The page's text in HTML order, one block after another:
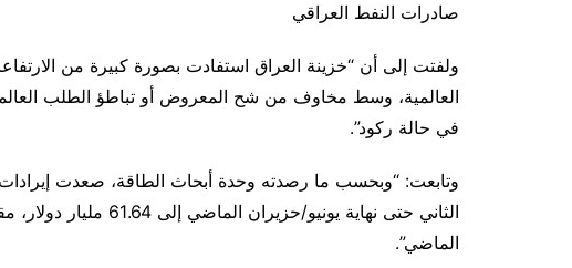
صادرات النفط العراقي
ولفتت إلى أن “خزينة العراق استفادت بصورة كبيرة من
العالمية، وسط مخاوف من شح المعروض أو تباطؤ الطلب
في حالة ركود”.
وتابعت: “وبحسب ما رصدته وحدة أبحاث الطاقة، صعدت إيرادات
الماضي”.